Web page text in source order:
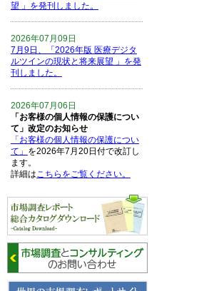
望 」を発刊しました。
2026年07月09日
7月9日、「2026年版 医療デジタ
ルツインの現状と将来展望 」を発
刊しました。
2026年07月06日
「お客様の個人情報の保護につい
て」改定のお知らせ
「お客様の個人情報の保護につい
て」 を2026年7月20日付で改訂し
ます。
詳細はこちらをご覧ください。
2026年06月15日
6月15日、「中国の医療保険医薬
品リスト 」を発刊しました。
2026年06月01日
6月1日、「2026-27年版 5G SA、
6GにおけるIoT／サービス市場の